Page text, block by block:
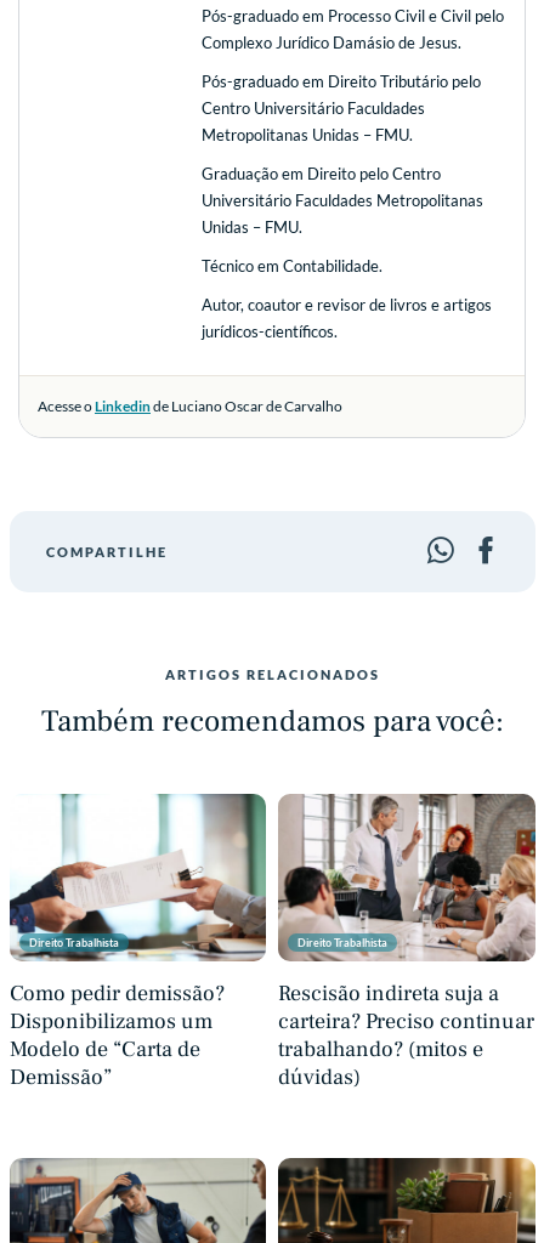
Pós-graduado em Processo Civil e Civil pelo
Complexo Jurídico Damásio de Jesus.
Pós-graduado em Direito Tributário pelo
Centro Universitário Faculdades
Metropolitanas Unidas – FMU.
Graduação em Direito pelo Centro
Universitário Faculdades Metropolitanas
Unidas – FMU.
Técnico em Contabilidade.
Autor, coautor e revisor de livros e artigos
jurídicos-científicos.
Acesse oLinkedinde Luciano Oscar de Carvalho
COMPARTILHE
ARTIGOS RELACIONADOS
Também recomendamos para você:
Direito Trabalhista
Como pedir demissão?
Disponibilizamos um
Modelo de “Carta de
Demissão”
Direito Trabalhista
Rescisão indireta suja a
carteira? Preciso continuar
trabalhando? (mitos e
dúvidas)